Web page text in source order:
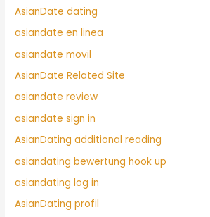
AsianDate dating
asiandate en linea
asiandate movil
AsianDate Related Site
asiandate review
asiandate sign in
AsianDating additional reading
asiandating bewertung hook up
asiandating log in
AsianDating profil